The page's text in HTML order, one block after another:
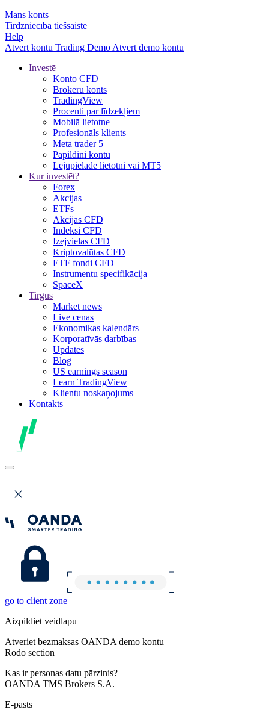
Mans konts
Tirdzniecība tiešsaistē
Help
Atvērt kontu Trading Demo Atvērt demo kontu
Investē
Konto CFD
Brokeru konts
TradingView
Procenti par līdzekļiem
Mobilā lietotne
Profesionāls klients
Meta trader 5
Papildini kontu
Lejupielādē lietotni vai MT5
Kur investēt?
Forex
Akcijas
ETFs
Akcijas CFD
Indeksi CFD
Izejvielas CFD
Kriptovalūtas CFD
ETF fondi CFD
Instrumentu specifikācija
SpaceX
Tirgus
Market news
Live cenas
Ekonomikas kalendārs
Korporatīvās darbības
Updates
Blog
US earnings season
Learn TradingView
Klientu noskaņojums
Kontakts
go to client zone
Aizpildiet veidlapu
Atveriet bezmaksas OANDA demo kontu
Rodo section
Kas ir personas datu pārzinis?
OANDA TMS Brokers S.A.
E-pasts